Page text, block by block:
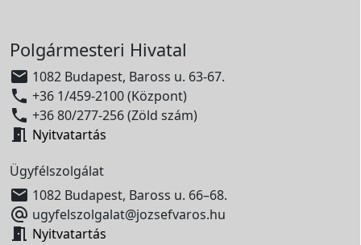
Polgármesteri Hivatal
 1082 Budapest, Baross u. 63-67.
 +36 1/459-2100 (Központ)
 +36 80/277-256 (Zöld szám)
 Nyitvatartás
Ügyfélszolgálat
 1082 Budapest, Baross u. 66–68.
 ugyfelszolgalat@jozsefvaros.hu
 Nyitvatartás